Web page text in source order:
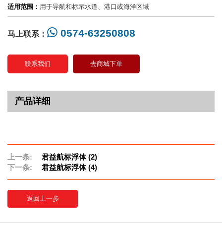
适用范围： 用于导航和标示水道、港口或海洋区域
马上联系： 0574-63250808
联系我们 去商城下单
产品详细
上一条:
君益航标浮体 (2)
下一条:
君益航标浮体 (4)
返回上一步